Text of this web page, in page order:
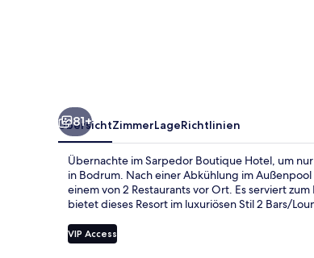
81+
ÜbersichtZimmerLageRichtlinien
Übernachte im Sarpedor Boutique Hotel, um
in Bodrum. Nach einer Abkühlung im
einem von 2 Restaurants vor Ort. Es serviert
bietet dieses Resort im luxuriösen Stil 2 Bars/
VIP Access